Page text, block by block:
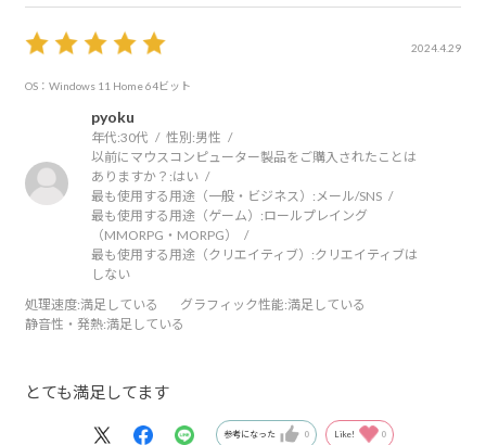
2024.4.29
OS：Windows 11 Home 64ビット
pyoku
年代:30代 性別:男性
以前にマウスコンピューター製品をご購入されたことは
ありますか？:はい
最も使用する用途（一般・ビジネス）:メール/SNS
最も使用する用途（ゲーム）:ロールプレイング
（MMORPG・MORPG）
最も使用する用途（クリエイティブ）:クリエイティブは
しない
処理速度:満足している グラフィック性能:満足している
静音性・発熱:満足している
とても満足してます
参考になった 0 Like! 0